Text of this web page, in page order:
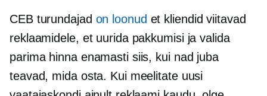
CEB turundajad on loonud et kliendid viitavad
reklaamidele, et uurida pakkumisi ja valida
parima hinna enamasti siis, kui nad juba
teavad, mida osta. Kui meelitate uusi